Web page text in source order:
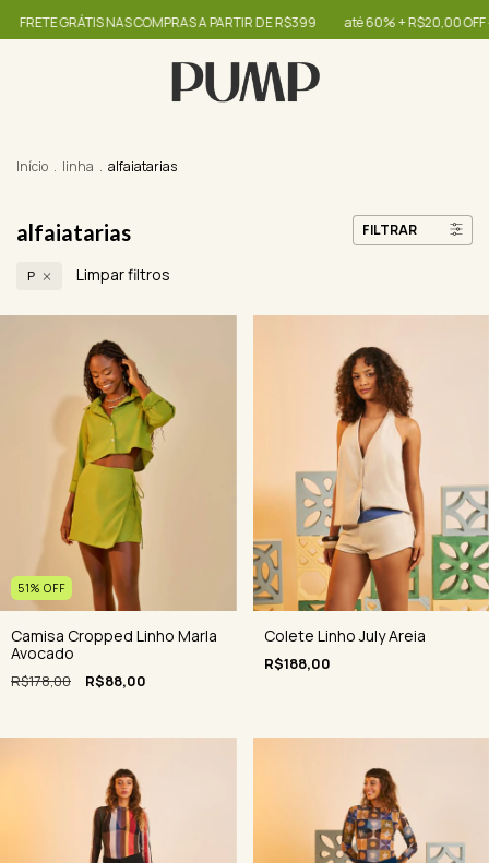
NAS COMPRAS A PARTIR DE R$399 até 60% + R$20,00 OFF - use o cupom
Início . linha . alfaiatarias
alfaiatarias FILTRAR
P Limpar filtros
51% OFF
Camisa Cropped Linho Marla
Avocado
R$178,00 R$88,00
Colete Linho July Areia
R$188,00